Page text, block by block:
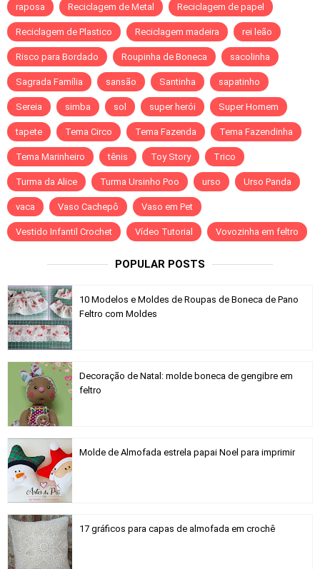
raposa Reciclagem de Metal Reciclagem de papel
Reciclagem de Plastico Reciclagem madeira rei leão
Risco para Bordado Roupinha de Boneca sacolinha
Sagrada Família sansão Santinha sapatinho
Sereia simba sol super herói Super Homem
tapete Tema Circo Tema Fazenda Tema Fazendinha
Tema Marinheiro tênis Toy Story Trico
Turma da Alice Turma Ursinho Poo urso Urso Panda
vaca Vaso Cachepô Vaso em Pet
Vestido Infantil Crochet Vídeo Tutorial Vovozinha em feltro
POPULAR POSTS
10 Modelos e Moldes de Roupas de Boneca de Pano
Feltro com Moldes
Decoração de Natal: molde boneca de gengibre em
feltro
Molde de Almofada estrela papai Noel para imprimir
17 gráficos para capas de almofada em crochê